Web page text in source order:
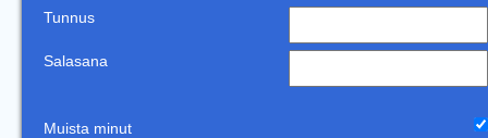
Tunnus
Salasana
Muista minut